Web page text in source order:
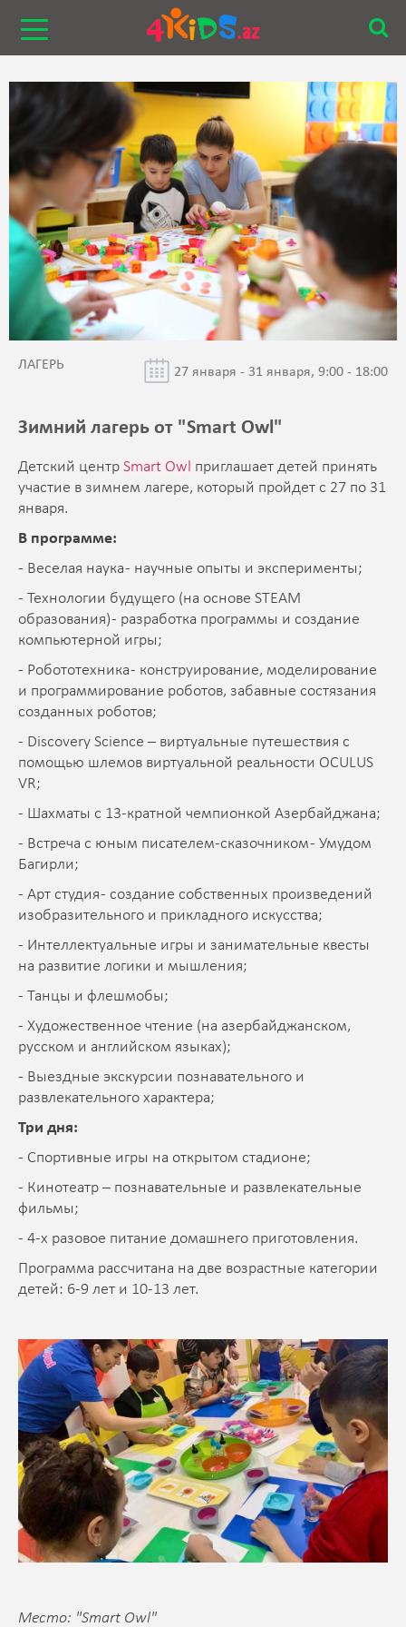
ЛАГЕРЬ 27 января - 31 января, 9:00 - 18:00
Зимний лагерь от "Smart Owl"
Детcкий центр Smart Owl приглашает детей принять
участие в зимнем лагере, который пройдет с 27 по 31
января.
В программе:
- Веселая наука - научные опыты и эксперименты;
- Технологии будущего (на основе STEAM
образования) - разработка программы и создание
компьютерной игры;
- Робототехника - конструирование, моделирование
и программирование роботов, забавные состязания
созданных роботов;
- Discovery Science – виртуальные путешествия с
помощью шлемов виртуальной реальности OCULUS
VR;
- Шахматы с 13-кратной чемпионкой Азербайджана;
- Встреча с юным писателем-сказочником - Умудом
Багирли;
- Арт студия - создание собственных произведений
изобразительного и прикладного искусства;
- Интеллектуальные игры и занимательные квесты
на развитие логики и мышления;
- Танцы и флешмобы;
- Художественное чтение (на азербайджанском,
русском и английском языках);
- Выездные экскурсии познавательного и
развлекательного характера;
Три дня:
- Спортивные игры на открытом стадионе;
- Кинотеатр – познавательные и развлекательные
фильмы;
- 4-х разовое питание домашнего приготовления.
Программа рассчитана на две возрастные категории
детей: 6-9 лет и 10-13 лет.
Место: "Smart Owl"